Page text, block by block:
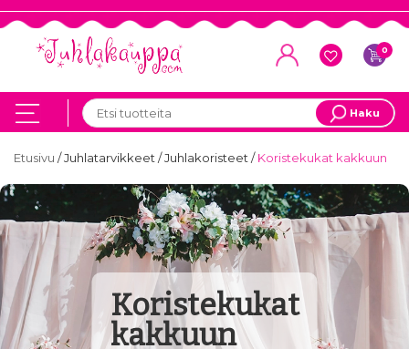
0
Haku
Etusivu /Juhlatarvikkeet/Juhlakoristeet/Koristekukat kakkuun
Koristekukat
kakkuun